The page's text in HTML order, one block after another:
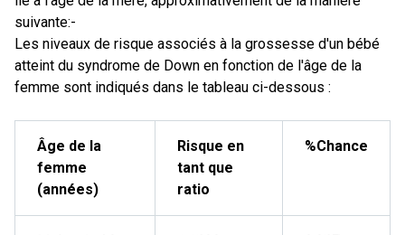
suivante:-
Les niveaux de risque associés à la grossesse d'un bébé
atteint du syndrome de Down en fonction de l'âge de la
femme sont indiqués dans le tableau ci-dessous :
Âge de la
femme
(années)
Risque en
tant que
ratio
%Chance